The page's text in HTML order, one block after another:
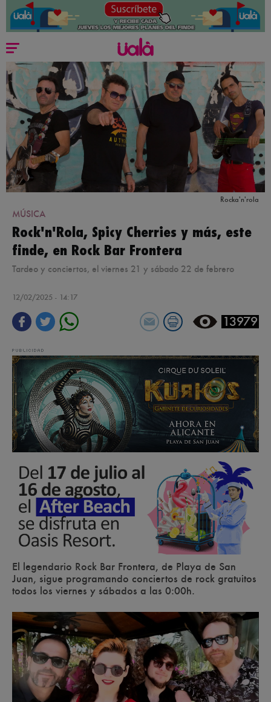
Rocka'n'rola
MÚSICA
Rock'n'Rola, Spicy Cherries y más, este
finde, en Rock Bar Frontera
Tardeo y conciertos, el viernes 21 y sábado 22 de febrero
12/02/2025 - 14:17
13979
El legendario Rock Bar Frontera, de Playa de San
Juan, sigue programando conciertos de rock gratuitos
todos los viernes y sábados a las 0:00h.